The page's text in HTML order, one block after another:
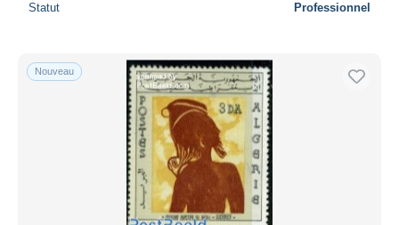
Statut Professionnel
Nouveau